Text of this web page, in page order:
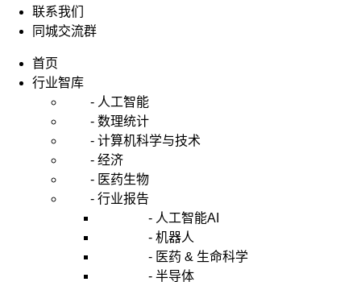
联系我们
同城交流群
首页
行业智库
- 人工智能
- 数理统计
- 计算机科学与技术
- 经济
- 医药生物
- 行业报告
- 人工智能AI
- 机器人
- 医药 & 生命科学
- 半导体